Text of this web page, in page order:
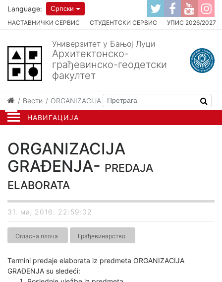
НАВИГАЦИЈА
НАСТАВНИЧКИ СЕРВИС СТУДЕНТСКИ СЕРВИС УПИС 2026/2027
Language: Српски
Универзитет у Бањој Луци
Архитектонско-
грађевинско-геодетски
факултет
Вести ORGANIZACIJA GRAĐENJA- predaja elaborata
ORGANIZACIJA
GRAĐENJA- predaja
elaborata
31. мај 2016. 22:59:02
Огласна плоча Грађевинарство
Termini predaje elaborata iz predmeta ORGANIZACIJA
GRAĐENJA su sledeći: